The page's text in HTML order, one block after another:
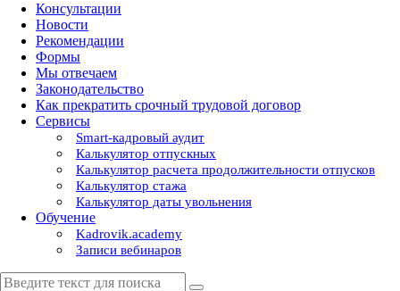
Консультации
Новости
Рекомендации
Формы
Мы отвечаем
Законодательство
Как прекратить срочный трудовой договор
Сервисы
Smart-кадровый аудит
Калькулятор отпускных
Калькулятор расчета продолжительности отпусков
Калькулятор стажа
Калькулятор даты увольнения
Обучение
Kadrovik.academy
Записи вебинаров